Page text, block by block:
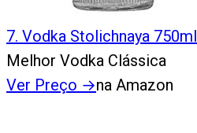
7. Vodka Stolichnaya 750ml
Melhor Vodka Clássica
Ver Preço →na Amazon